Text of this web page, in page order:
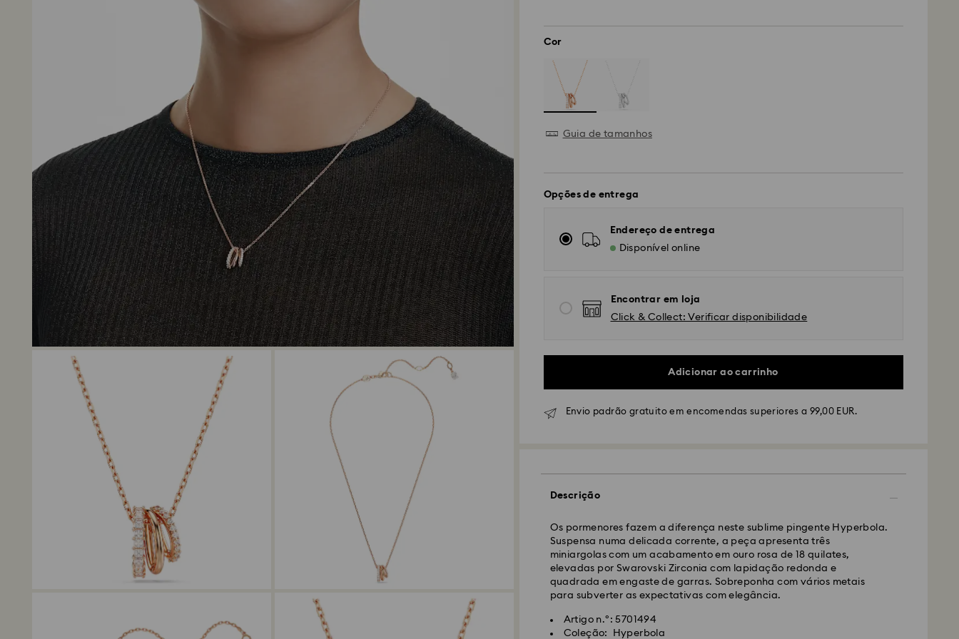
Cor
Guia de tamanhos
Opções de entrega
Endereço de entrega
Disponível online
Encontrar em loja
Click & Collect: Verificar disponibilidade
Adicionar ao carrinho
Envio padrão gratuito em encomendas superiores a 99,00 EUR.
Descrição
Os pormenores fazem a diferença neste sublime pingente Hyperbola.
Suspensa numa delicada corrente, a peça apresenta três
miniargolas com um acabamento em ouro rosa de 18 quilates,
elevadas por Swarovski Zirconia com lapidação redonda e
quadrada em engaste de garras. Sobreponha com vários metais
para subverter as expectativas com elegância.
Artigo n.º: 5701494
Coleção: Hyperbola
CET serão processadas e enviadas no dia útil seguinte.
Prazo de envio normal: 4-5 dias úteis após processamento e envio. (7-
10 dias para Madeira e Açores)
Custo de envio normal: EUR 6,50
Envio normal gratuito para encomendas superiores a: EUR 99
Envio Expresso -